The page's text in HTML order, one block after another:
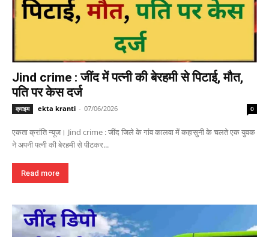
Jind crime : जींद में पत्नी की बेरहमी से पिटाई, मौत,
पति पर केस दर्ज
क्राइम ekta kranti - 07/06/2026 0
एकता क्रांति न्यूज। Jind crime : जींद जिले के गांव कालवा में कहासुनी के चलते एक युवक
ने अपनी पत्नी की बेरहमी से पीटकर...
Read more